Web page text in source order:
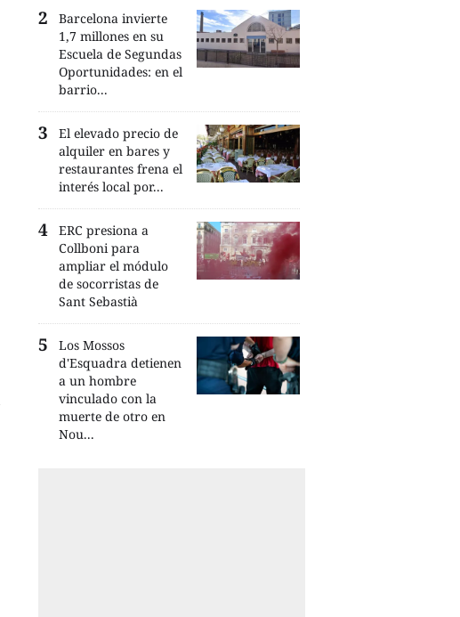
Barcelona invierte
1,7 millones en su
Escuela de Segundas
Oportunidades: en el
barrio...
El elevado precio de
alquiler en bares y
restaurantes frena el
interés local por...
ERC presiona a
Collboni para
ampliar el módulo
de socorristas de
Sant Sebastià
Los Mossos
d'Esquadra detienen
a un hombre
vinculado con la
muerte de otro en
Nou...